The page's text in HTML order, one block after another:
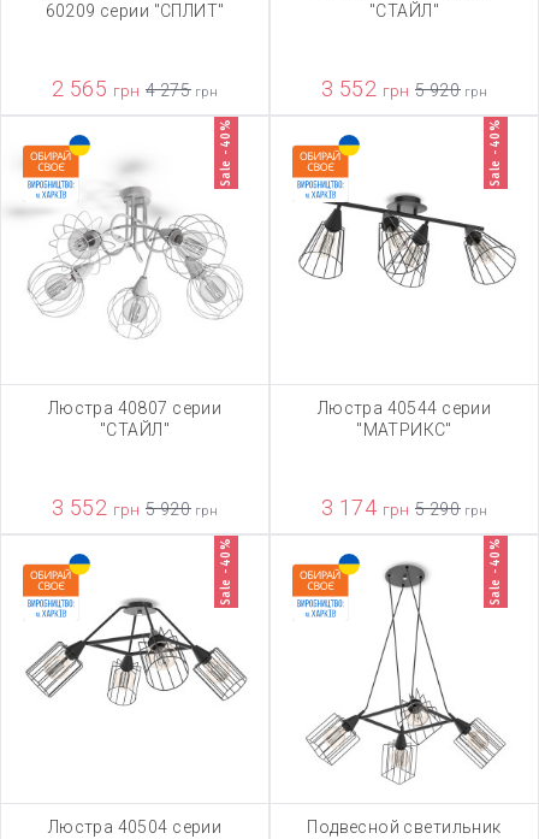
60209 серии "СПЛИТ"
2 565 грн 4 275 грн
"СТАЙЛ"
3 552 грн 5 920 грн
Sale -40%
Люстра 40807 серии
"СТАЙЛ"
3 552 грн 5 920 грн
Sale -40%
Люстра 40544 серии
"МАТРИКС"
3 174 грн 5 290 грн
Sale -40%
Люстра 40504 серии
Sale -40%
Подвесной светильник